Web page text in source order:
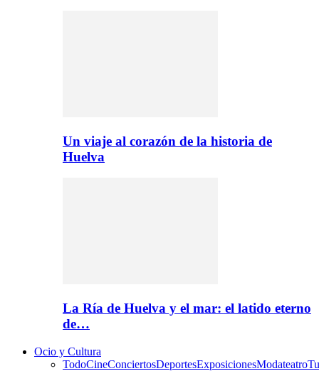
Un viaje al corazón de la historia de
Huelva
La Ría de Huelva y el mar: el latido eterno
de…
Ocio y Cultura
TodoCineConciertosDeportesExposicionesModateatro